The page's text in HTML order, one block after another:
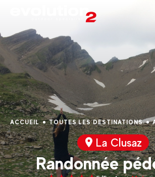
ACCUEIL TOUTES LES DESTINATIONS
La Clusaz
Randonnée